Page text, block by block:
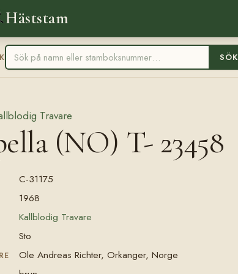
Häststam
SÖK
Travare
(NO) T- 23458
C-31175
1968
Kallblodig Travare
Sto
Ole Andreas Richter, Orkanger, Norge